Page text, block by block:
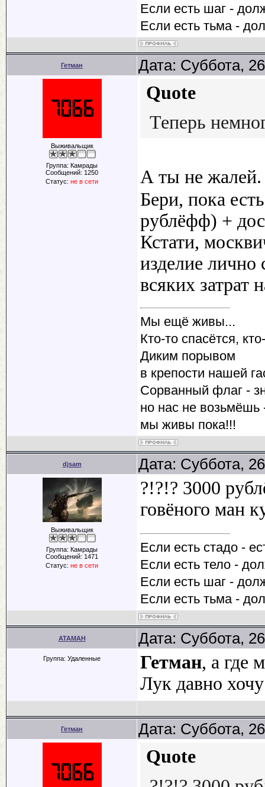
Если есть шаг -
Если есть тьма -
Гетман Дата: Суббота,
Выживальщик
Группа: Камрады
Сообщений: 1250
Статус: не в сети
Quote
Теперь
А ты не
Бери, пока
рублёфф) +
Кстати,
изделие лично
всяких затрат
Мы ещё живы...
Кто-то спасётся,
Диким порывом
в крепости нашей
Сорванный флаг -
но нас не возьмёшь
мы живы пока!!!
djsam Дата: Суббота,
Выживальщик
Группа: Камрады
Сообщений: 1471
Статус: не в сети
?!?!? 3000
говёного ман
Если есть стадо -
Если есть тело -
Если есть шаг -
Если есть тьма -
ATAMAH Дата: Суббота,
Группа: Удаленные Гетман, а где
Лук давно
Гетман Дата: Суббота,
Quote